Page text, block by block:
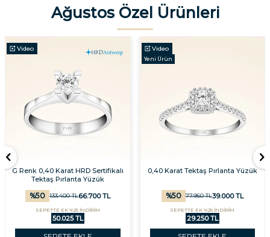
Ağustos Özel Ürünleri
Video
G Renk 0,40 Karat HRD Sertifikalı
Tektaş Pırlanta Yüzük
%50 133.400TL66.700TL
SEPETTE EK %25 İNDİRİM
50.025 TL
Video
Yeni Ürün
0,40 Karat Tektaş Pırlanta Yüzük
%50 77.950TL39.000TL
SEPETTE EK %25 İNDİRİM
29.250 TL